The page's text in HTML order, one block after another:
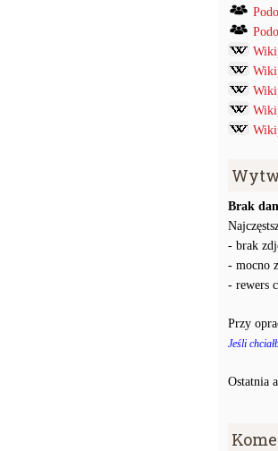
Brak
- brak
- mocno
- rewers
Przy
Jeśli
Ostatnia